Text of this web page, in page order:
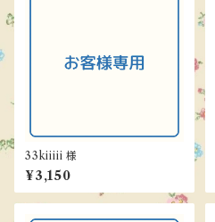
33kiiiii 様
¥3,150